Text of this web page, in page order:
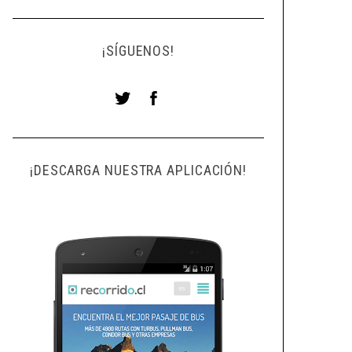
¡SÍGUENOS!
¡DESCARGA NUESTRA APLICACIÓN!